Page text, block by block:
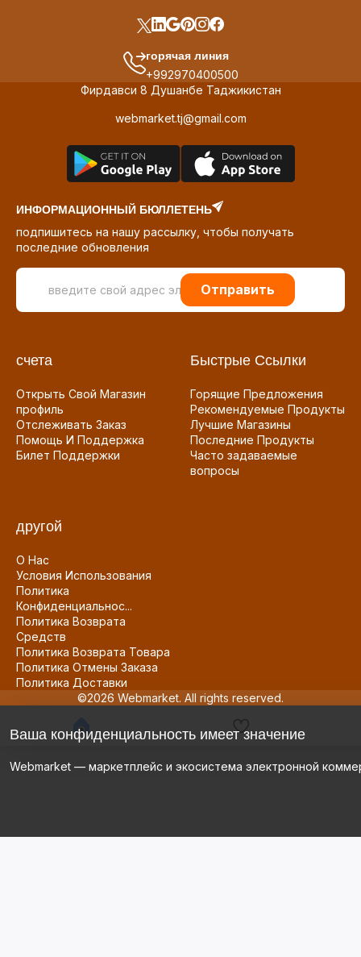
горячая линия
+992970400500
Фирдавси 8 Душанбе Таджикистан
webmarket.tj@gmail.com
ИНФОРМАЦИОННЫЙ БЮЛЛЕТЕНЬ
подпишитесь на нашу рассылку, чтобы получать
последние обновления
Отправить
счета
Открыть Свой Магазин
профиль
Отслеживать Заказ
Помощь И Поддержка
Билет Поддержки
Быстрые Ссылки
Горящие Предложения
Рекомендуемые Продукты
Лучшие Магазины
Последние Продукты
Часто задаваемые
вопросы
другой
О Нас
Условия Использования
Политика
Конфиденциальнос...
Политика Возврата
Средств
Политика Возврата Товара
Политика Отмены Заказа
Политика Доставки
©2026 Webmarket. All rights reserved.
Ваша конфиденциальность имеет значение
Webmarket — маркетплейс и экосистема электронной